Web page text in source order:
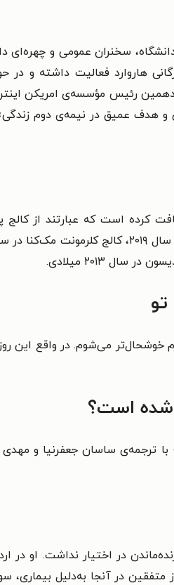
هاروارد فعالیت داشته و در
رئیس مؤسسه‌ی امریکن
و هدف عمیق در نیمه‌ی دوم
خوشحال‌تر می‌شوم. در واقع این
شده است؟
با ترجمه‌ی ساسان جعفرنیا و
زنده‌ماندن در اختیار نداشت. او
در آنجا به‌دلیل بیماری،